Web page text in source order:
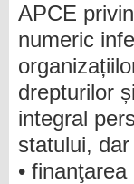
APCE
numeric
drepturilor
integral
statului,
•